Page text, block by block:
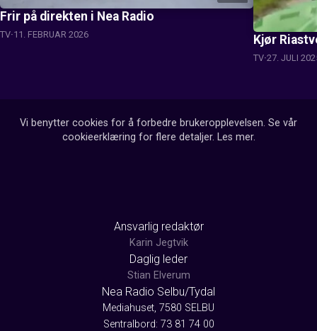
Frir på direkten i Nea Radio
TV 11. FEBRUAR 2026 Kjør
TV 27. JULI
Vi benytter cookies for å forbedre brukeropplevelsen. Se vår
cookieerklæring for flere detaljer. Les mer.
Ansvarlig redaktør
Karin Jegtvik
Daglig leder
Stian Elverum
Nea Radio Selbu/Tydal
Mediahuset, 7580 SELBU
Sentralbord: 73 81 74 00